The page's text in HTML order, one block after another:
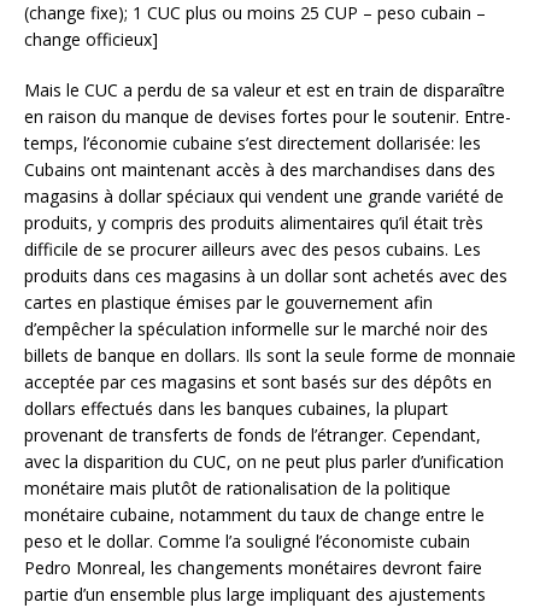
(change fixe); 1 CUC plus ou moins 25 CUP – peso cubain –
change officieux]
Mais le CUC a perdu de sa valeur et est en train de disparaître
en raison du manque de devises fortes pour le soutenir. Entre-
temps, l’économie cubaine s’est directement dollarisée: les
Cubains ont maintenant accès à des marchandises dans des
magasins à dollar spéciaux qui vendent une grande variété de
produits, y compris des produits alimentaires qu’il était très
difficile de se procurer ailleurs avec des pesos cubains. Les
produits dans ces magasins à un dollar sont achetés avec des
cartes en plastique émises par le gouvernement afin
d’empêcher la spéculation informelle sur le marché noir des
billets de banque en dollars. Ils sont la seule forme de monnaie
acceptée par ces magasins et sont basés sur des dépôts en
dollars effectués dans les banques cubaines, la plupart
provenant de transferts de fonds de l’étranger. Cependant,
avec la disparition du CUC, on ne peut plus parler d’unification
monétaire mais plutôt de rationalisation de la politique
monétaire cubaine, notamment du taux de change entre le
peso et le dollar. Comme l’a souligné l’économiste cubain
Pedro Monreal, les changements monétaires devront faire
partie d’un ensemble plus large impliquant des ajustements